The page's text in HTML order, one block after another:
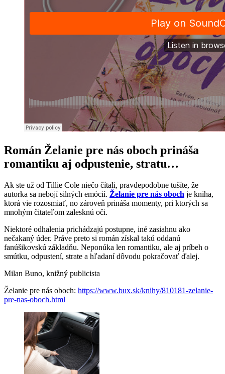
Román Želanie pre nás oboch prináša
romantiku aj odpustenie, stratu…
Ak ste už od Tillie Cole niečo čítali, pravdepodobne tušíte, že
autorka sa nebojí silných emócií. Želanie pre nás oboch je kniha,
ktorá vie rozosmiať, no zároveň prináša momenty, pri ktorých sa
mnohým čitateľom zalesknú oči.
Niektoré odhalenia prichádzajú postupne, iné zasiahnu ako
nečakaný úder. Práve preto si román získal takú oddanú
fanúšikovskú základňu. Neponúka len romantiku, ale aj príbeh o
smútku, odpustení, strate a hľadaní dôvodu pokračovať ďalej.
Milan Buno, knižný publicista
Želanie pre nás oboch: https://www.bux.sk/knihy/810181-zelanie-
pre-nas-oboch.html